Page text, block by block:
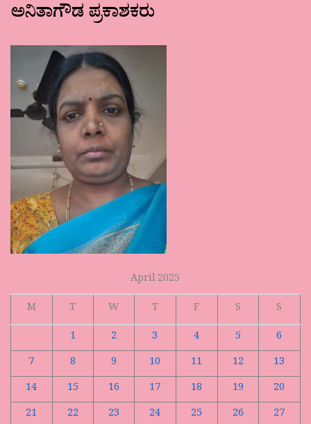
ಅನಿತಾಗೌಡ ಪ್ರಕಾಶಕರು
April 2025
M
T W T F S
S
1
2 3 4 5
6
7
8 9 10 11 12
13
14
15 16 17 18 19
20
21
22 23 24 25 26
27